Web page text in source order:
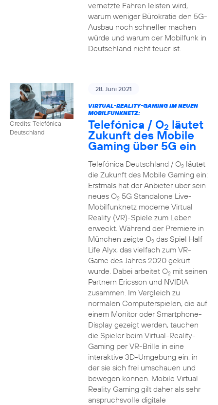
vernetzte Fahren leisten wird,
warum weniger Bürokratie den 5G-
Ausbau noch schneller machen
würde und warum der Mobilfunk in
Deutschland nicht teuer ist.
Credits: Telefónica
Deutschland
28. Juni 2021
VIRTUAL-REALITY-GAMING IM NEUEN
MOBILFUNKNETZ:
Telefónica / O2 läutet
Zukunft des Mobile
Gaming über 5G ein
Telefónica Deutschland / O2läutet
die Zukunft des Mobile Gaming ein:
Erstmals hat der Anbieter über sein
neues O25G Standalone Live-
Mobilfunknetz moderne Virtual
Reality (VR)-Spiele zum Leben
erweckt. Während der Premiere in
München zeigte O2das Spiel Half
Life Alyx, das vielfach zum VR-
Game des Jahres 2020 gekürt
wurde. Dabei arbeitet O2mit seinen
Partnern Ericsson und NVIDIA
zusammen. Im Vergleich zu
normalen Computerspielen, die auf
einem Monitor oder Smartphone-
Display gezeigt werden, tauchen
die Spieler beim Virtual-Reality-
Gaming per VR-Brille in eine
interaktive 3D-Umgebung ein, in
der sie sich frei umschauen und
bewegen können. Mobile Virtual
Reality Gaming gilt daher als sehr
anspruchsvolle digitale